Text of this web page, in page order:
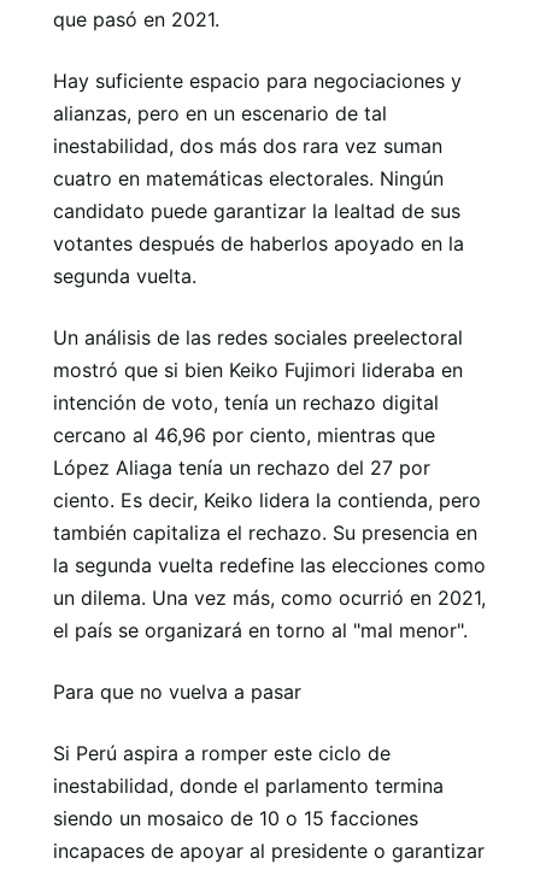
que pasó en 2021.
Hay suficiente espacio para negociaciones y
alianzas, pero en un escenario de tal
inestabilidad, dos más dos rara vez suman
cuatro en matemáticas electorales. Ningún
candidato puede garantizar la lealtad de sus
votantes después de haberlos apoyado en la
segunda vuelta.
Un análisis de las redes sociales preelectoral
mostró que si bien Keiko Fujimori lideraba en
intención de voto, tenía un rechazo digital
cercano al 46,96 por ciento, mientras que
López Aliaga tenía un rechazo del 27 por
ciento. Es decir, Keiko lidera la contienda, pero
también capitaliza el rechazo. Su presencia en
la segunda vuelta redefine las elecciones como
un dilema. Una vez más, como ocurrió en 2021,
el país se organizará en torno al "mal menor".
Para que no vuelva a pasar
Si Perú aspira a romper este ciclo de
inestabilidad, donde el parlamento termina
siendo un mosaico de 10 o 15 facciones
incapaces de apoyar al presidente o garantizar